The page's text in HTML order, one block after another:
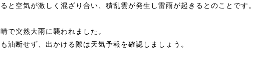
と空気が激しく混ざり合い、積乱雲が発生し雷雨が起きるとのことです。
で突然大雨に襲われました。
油断せず、出かける際は天気予報を確認しましょう。